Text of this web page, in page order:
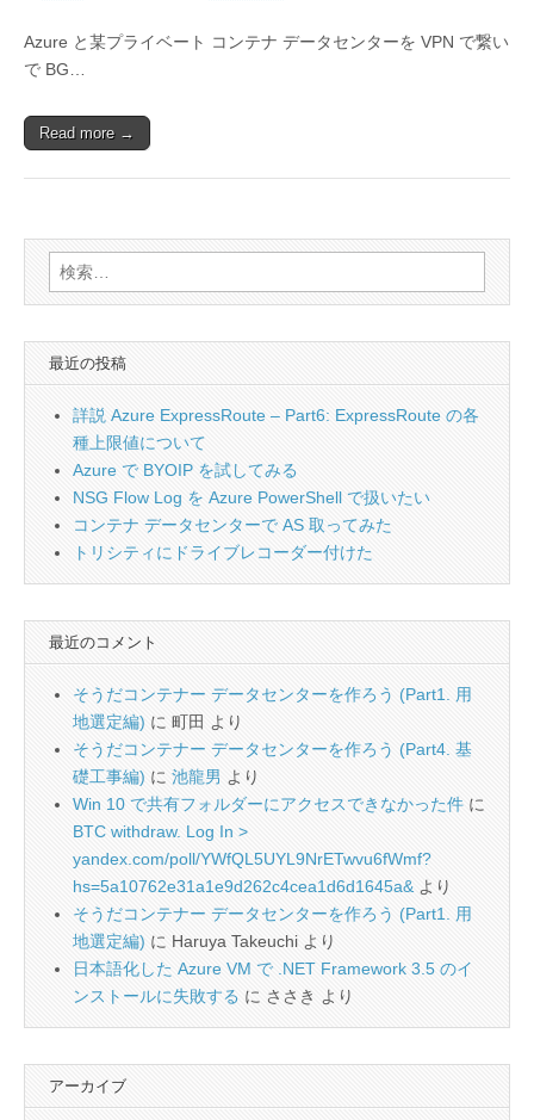
Azure と某プライベート コンテナ データセンターを VPN で繋い
で BG…
Read more →
検
索:
最近の投稿
詳説 Azure ExpressRoute – Part6: ExpressRoute の各
種上限値について
Azure で BYOIP を試してみる
NSG Flow Log を Azure PowerShell で扱いたい
コンテナ データセンターで AS 取ってみた
トリシティにドライブレコーダー付けた
最近のコメント
そうだコンテナー データセンターを作ろう (Part1. 用
地選定編) に 町田 より
そうだコンテナー データセンターを作ろう (Part4. 基
礎工事編) に 池龍男 より
Win 10 で共有フォルダーにアクセスできなかった件 に
BTC withdraw. Log In >
yandex.com/poll/YWfQL5UYL9NrETwvu6fWmf?
hs=5a10762e31a1e9d262c4cea1d6d1645a& より
そうだコンテナー データセンターを作ろう (Part1. 用
地選定編) に Haruya Takeuchi より
日本語化した Azure VM で .NET Framework 3.5 のイ
ンストールに失敗する に ささき より
アーカイブ